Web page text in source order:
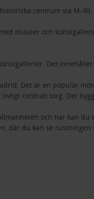
centrum via M-40.
museer och
Det
Det är en populär
centralt torg. Det
och här kan
där du kan se